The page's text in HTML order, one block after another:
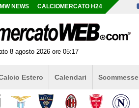
NEWS CALCIOMERCATO H24
8 agosto 2026 ore 05:17
Estero Calendari Scommesse